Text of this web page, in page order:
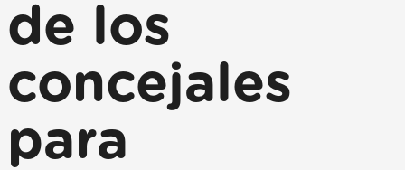
de los
concejales
para